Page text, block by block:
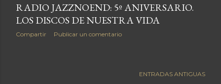
RADIO JAZZNOEND: 5º ANIVERSARIO.
LOS DISCOS DE NUESTRA VIDA
Compartir Publicar un comentario
ENTRADAS ANTIGUAS